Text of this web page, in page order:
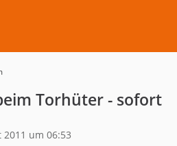
Torhüter - sofort
2011 um 06:53